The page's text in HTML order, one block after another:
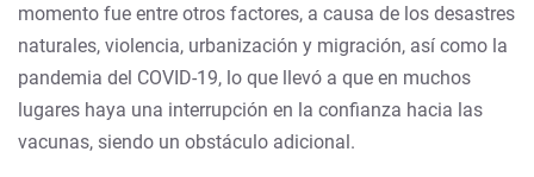
momento fue entre otros factores, a causa de los desastres
naturales, violencia, urbanización y migración, así como la
pandemia del COVID-19, lo que llevó a que en muchos
lugares haya una interrupción en la confianza hacia las
vacunas, siendo un obstáculo adicional.